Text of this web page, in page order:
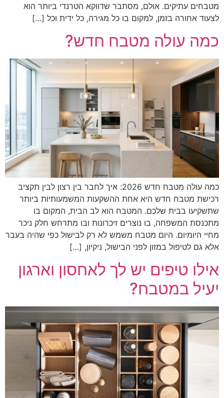
מטבחים עתיקים. אולם, מסתבר שדווקא הטרנדי ביותר הוא
לצעוד אחורה בזמן, למקום בו כל מגירה, כל ידית וכל […]
כמה עולה מטבח חדש?
כמה עולה מטבח חדש 2026: איך לחבר בין רצון לבין תקציב
רכישת מטבח חדש היא אחת ההשקעות המשמעותיות ביותר
שתשקיעו בבית שלכם. המטבח הוא לב הבית, המקום בו
מתכנסת המשפחה, בו נוצרים זיכרונות ובו מתרחש חלק ניכר
מחיי היומיום. היום מטבח משמש לא רק לבישול כפי שהיה בעבר
אלא גם לטיפול במזון לפני הבישול, ניקיון, […]
אילו טיפים יש לך לאחסון וארגון
יעיל במטבח?